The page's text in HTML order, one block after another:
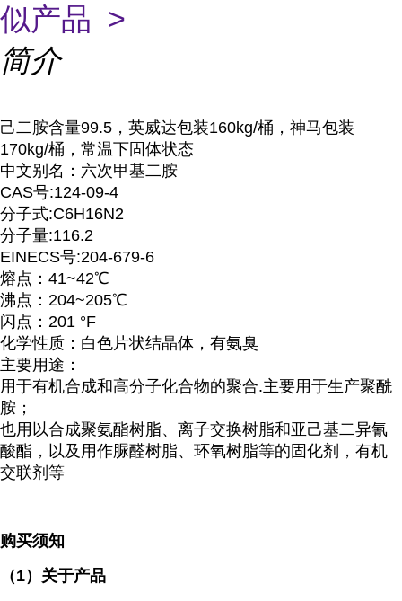
似产品 >
简介
己二胺含量99.5，英威达包装160kg/桶，神马包装
170kg/桶，常温下固体状态
中文别名：六次甲基二胺
CAS号:124-09-4
分子式:C6H16N2
分子量:116.2
EINECS号:204-679-6
熔点：41~42℃
沸点：204~205℃
闪点：201 °F
化学性质：白色片状结晶体，有氨臭
主要用途：
用于有机合成和高分子化合物的聚合.主要用于生产聚酰
胺；
也用以合成聚氨酯树脂、离子交换树脂和亚己基二异氰
酸酯，以及用作脲醛树脂、环氧树脂等的固化剂，有机
交联剂等
购买须知
（1）关于产品